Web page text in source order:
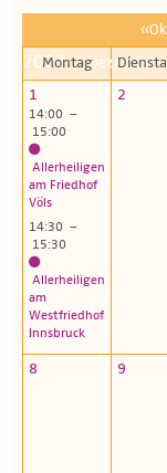
2027
Dezember»
Montag
1
14:00 –
15:00
Allerheiligen
am Friedhof
Völs
14:30 –
15:30
Allerheiligen
am
Westfriedhof
Innsbruck
2
8 9